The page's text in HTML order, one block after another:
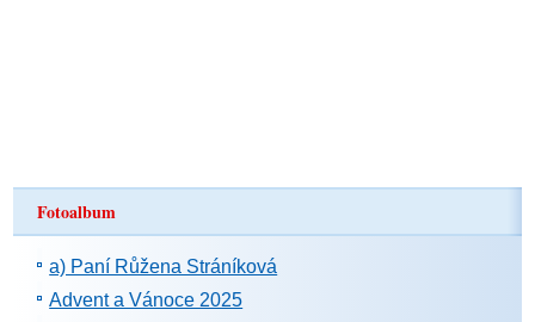
Fotoalbum
a) Paní Růžena Stráníková
Advent a Vánoce 2025